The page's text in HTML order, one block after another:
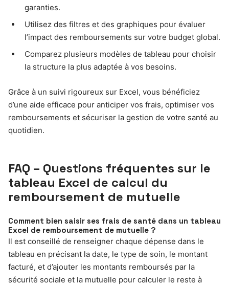
garanties.
Utilisez des filtres et des graphiques pour évaluer
l’impact des remboursements sur votre budget global.
Comparez plusieurs modèles de tableau pour choisir
la structure la plus adaptée à vos besoins.
Grâce à un suivi rigoureux sur Excel, vous bénéficiez
d’une aide efficace pour anticiper vos frais, optimiser vos
remboursements et sécuriser la gestion de votre santé au
quotidien.
FAQ – Questions fréquentes sur le
tableau Excel de calcul du
remboursement de mutuelle
Comment bien saisir ses frais de santé dans un tableau
Excel de remboursement de mutuelle ?
Il est conseillé de renseigner chaque dépense dans le
tableau en précisant la date, le type de soin, le montant
facturé, et d’ajouter les montants remboursés par la
sécurité sociale et la mutuelle pour calculer le reste à